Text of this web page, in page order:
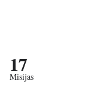
17
Misijas